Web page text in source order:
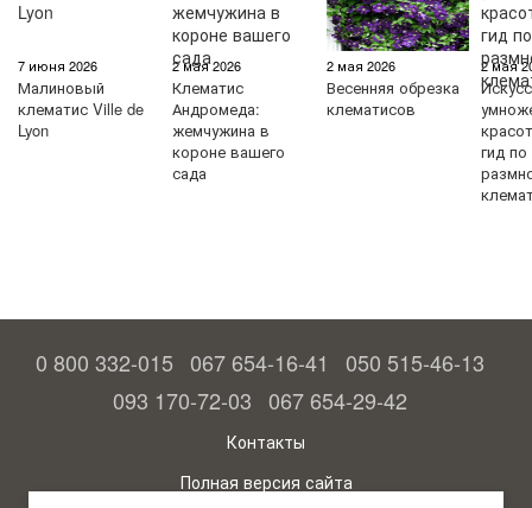
7 июня 2026
Малиновый
клематис Ville de
Lyon
2 мая 2026
Клематис
Андромеда:
жемчужина в
короне вашего
сада
2 мая 2026
Весенняя обрезка
клематисов
2 мая
гид по
0 800 332-015 067 654-16-41
050 515-46-13
093 170-72-03 067 654-29-42
Контакты
Полная версия сайта